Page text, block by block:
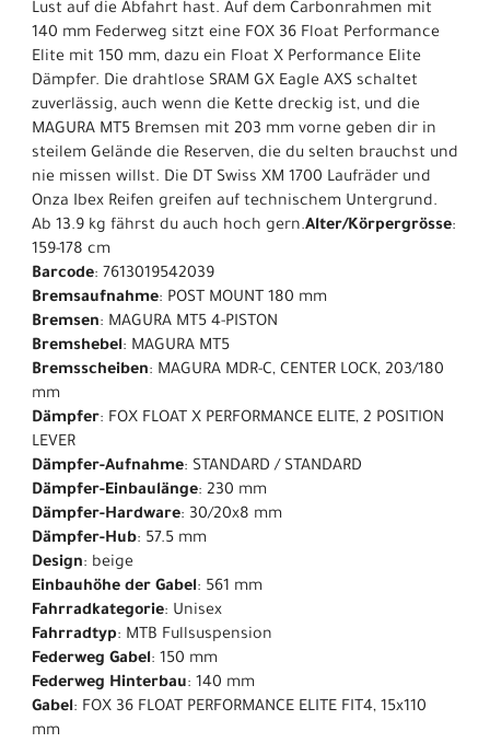
Lust auf die Abfahrt hast. Auf dem Carbonrahmen mit
140 mm Federweg sitzt eine FOX 36 Float Performance
Elite mit 150 mm, dazu ein Float X Performance Elite
Dämpfer. Die drahtlose SRAM GX Eagle AXS schaltet
zuverlässig, auch wenn die Kette dreckig ist, und die
MAGURA MT5 Bremsen mit 203 mm vorne geben dir in
steilem Gelände die Reserven, die du selten brauchst und
nie missen willst. Die DT Swiss XM 1700 Laufräder und
Onza Ibex Reifen greifen auf technischem Untergrund.
Ab 13.9 kg fährst du auch hoch gern.Alter/Körpergrösse:
159-178 cm
Barcode: 7613019542039
Bremsaufnahme: POST MOUNT 180 mm
Bremsen: MAGURA MT5 4-PISTON
Bremshebel: MAGURA MT5
Bremsscheiben: MAGURA MDR-C, CENTER LOCK, 203/180
mm
Dämpfer: FOX FLOAT X PERFORMANCE ELITE, 2 POSITION
LEVER
Dämpfer-Aufnahme: STANDARD / STANDARD
Dämpfer-Einbaulänge: 230 mm
Dämpfer-Hardware: 30/20x8 mm
Dämpfer-Hub: 57.5 mm
Design: beige
Einbauhöhe der Gabel: 561 mm
Fahrradkategorie: Unisex
Fahrradtyp: MTB Fullsuspension
Federweg Gabel: 150 mm
Federweg Hinterbau: 140 mm
Gabel: FOX 36 FLOAT PERFORMANCE ELITE FIT4, 15x110
mm